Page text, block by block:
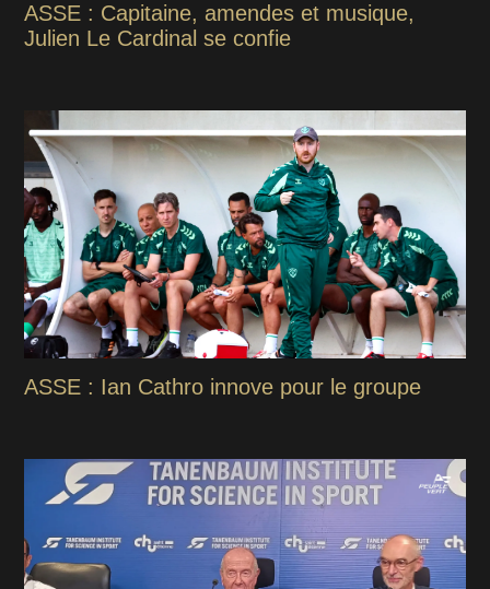
ASSE : Capitaine, amendes et musique,
Julien Le Cardinal se confie
ASSE : Ian Cathro innove pour le groupe